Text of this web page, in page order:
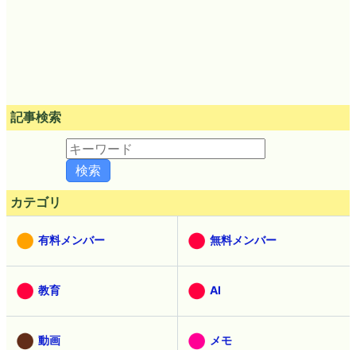
記事検索
カテゴリ
有料メンバー 無料メンバー
教育 AI
動画 メモ